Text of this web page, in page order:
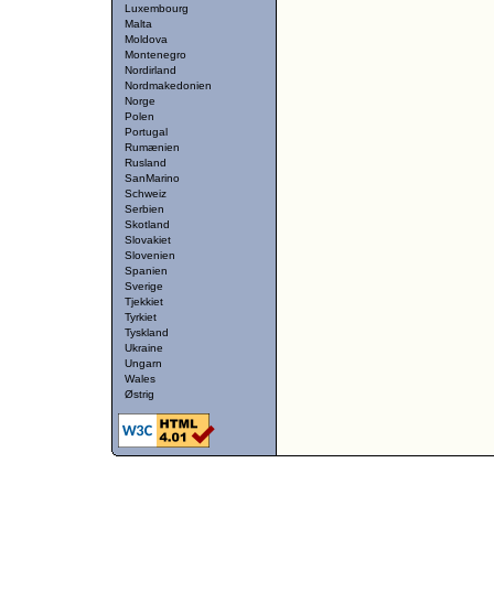
Luxembourg
Malta
Moldova
Montenegro
Nordirland
Nordmakedonien
Norge
Polen
Portugal
Rumænien
Rusland
SanMarino
Schweiz
Serbien
Skotland
Slovakiet
Slovenien
Spanien
Sverige
Tjekkiet
Tyrkiet
Tyskland
Ukraine
Ungarn
Wales
Østrig